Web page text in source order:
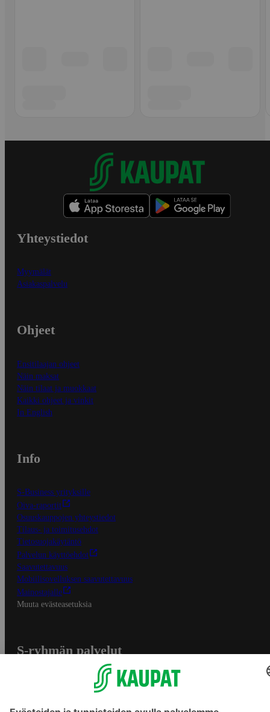
Yhteystiedot
Myymälät
Asiakaspalvelu
Ohjeet
Ensitilaajan ohjeet
Näin maksat
Näin tilaat ja muokkaat
Kaikki ohjeet ja vinkit
In English
Info
S-Business yrityksille
Oiva-raportit
Osuuskauppojen yhteystiedot
Tilaus- ja toimitusehdot
Tietosuojakäytäntö
Palvelun käyttöehdot
Saavutettavuus
Mobiilisovelluksen saavutettavuus
Mainostajalle
Muuta evästeasetuksia
S-ryhmän palvelut